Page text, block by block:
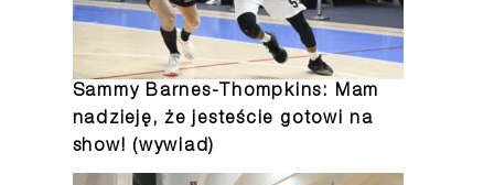
Sammy Barnes-Thompkins: Mam
nadzieję, że jesteście gotowi na
show! (wywiad)